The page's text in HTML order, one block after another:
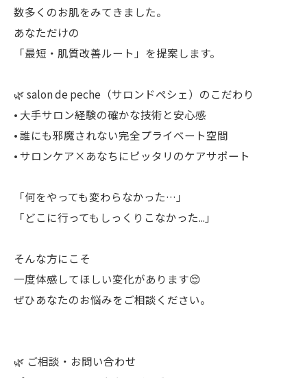
数多くのお肌をみてきました。
あなただけの
「最短・肌質改善ルート」を提案します。
🌿 salon de peche（サロンドペシェ）のこだわり
• 大手サロン経験の確かな技術と安心感
• 誰にも邪魔されない完全プライベート空間
• サロンケア×あなちにピッタリのケアサポート
「何をやっても変わらなかった…」
「どこに行ってもしっくりこなかった...」
そんな方にこそ
一度体感してほしい変化があります😌
ぜひあなたのお悩みをご相談ください。
🌿 ご相談・お問い合わせ